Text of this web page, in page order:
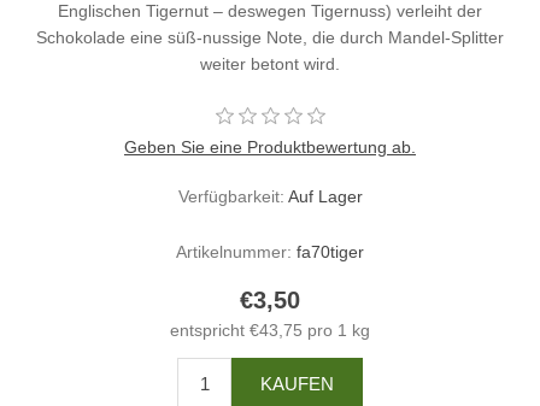
Englischen Tigernut – deswegen Tigernuss) verleiht der
Schokolade eine süß-nussige Note, die durch Mandel-Splitter
weiter betont wird.
Geben Sie eine Produktbewertung ab.
Verfügbarkeit: Auf Lager
Artikelnummer: fa70tiger
€3,50
entspricht €43,75 pro 1 kg